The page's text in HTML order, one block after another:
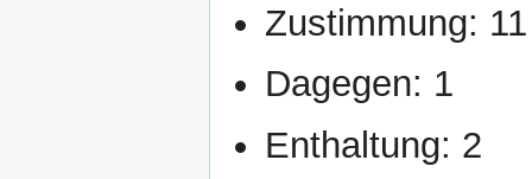
Zustimmung: 11
Dagegen: 1
Enthaltung: 2